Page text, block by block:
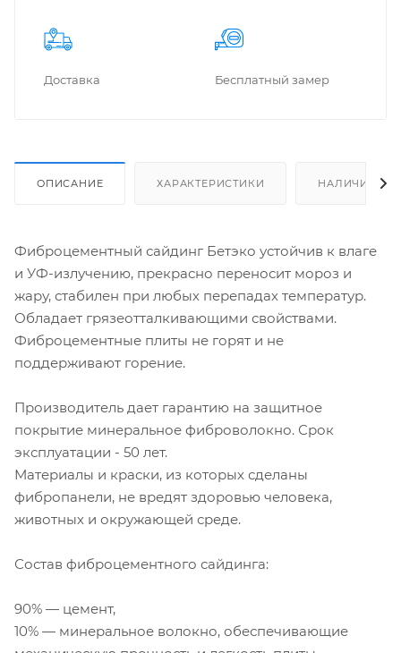
Доставка Бес­плат­ный замер
ОПИСАНИЕ ХАРАКТЕРИСТИКИ НАЛИЧИЕ
Фиброцементный сайдинг Бетэко устойчив к влаге
и УФ-излучению, прекрасно переносит мороз и
жару, стабилен при любых перепадах температур.
Обладает грязеотталкивающими свойствами.
Фиброцементные плиты не горят и не
поддерживают горение.
Производитель дает гарантию на защитное
покрытие минеральное фиброволокно. Срок
эксплуатации - 50 лет.
Материалы и краски, из которых сделаны
фибропанели, не вредят здоровью человека,
животных и окружающей среде.
Состав фиброцементного сайдинга:
90% — цемент,
10% — минеральное волокно, обеспечивающие